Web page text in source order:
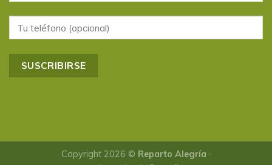
Copyright 2026 © Reparto Alegría ·